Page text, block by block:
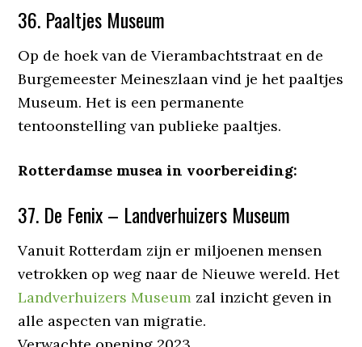
36. Paaltjes Museum
Op de hoek van de Vierambachtstraat en de
Burgemeester Meineszlaan vind je het paaltjes
Museum. Het is een permanente
tentoonstelling van publieke paaltjes.
Rotterdamse musea in voorbereiding:
37. De Fenix – Landverhuizers Museum
Vanuit Rotterdam zijn er miljoenen mensen
vetrokken op weg naar de Nieuwe wereld. Het
Landverhuizers Museum zal inzicht geven in
alle aspecten van migratie.